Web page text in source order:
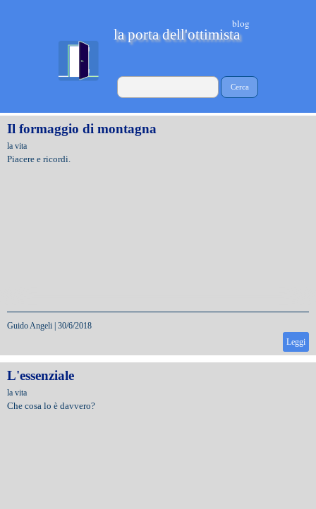
la porta dell'ottimista
blog
Cerca
Il formaggio di montagna
la vita
Piacere e ricordi.
Guido Angeli 30/6/2018
Leggi
L'essenziale
la vita
Che cosa lo è davvero?